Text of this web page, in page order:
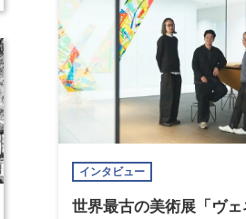
インタビュー
世界最古の美術展「ヴェ